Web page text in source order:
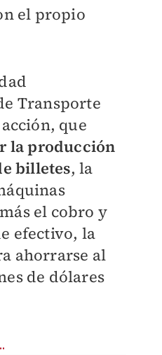
el propio
Transporte
que
la producción
billetes, la
el cobro y
efectivo, la
ahorrarse al
de dólares